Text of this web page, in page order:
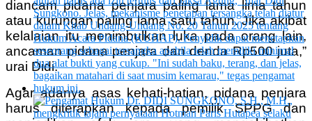
diancam pidana penjara paling lama lima tahun
atau kurungan paling lama satu tahun. Jika akibat
kelalaian itu menimbulkan luka pada orang lain,
ancaman pidana penjara dan denda Rp500 juta,”
urai Didi.
Agar adanya asas kehati-hatian, pidana penjara
harus diterapkan kepada pemilik SPPG dan